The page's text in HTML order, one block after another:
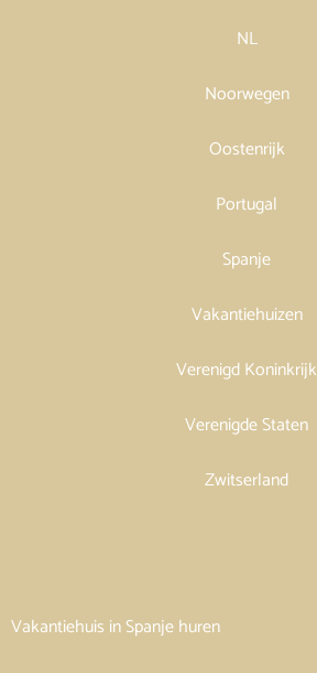
NL
Noorwegen
Oostenrijk
Portugal
Spanje
Vakantiehuizen
Verenigd Koninkrijk
Verenigde Staten
Zwitserland
Vakantiehuis in Spanje huren